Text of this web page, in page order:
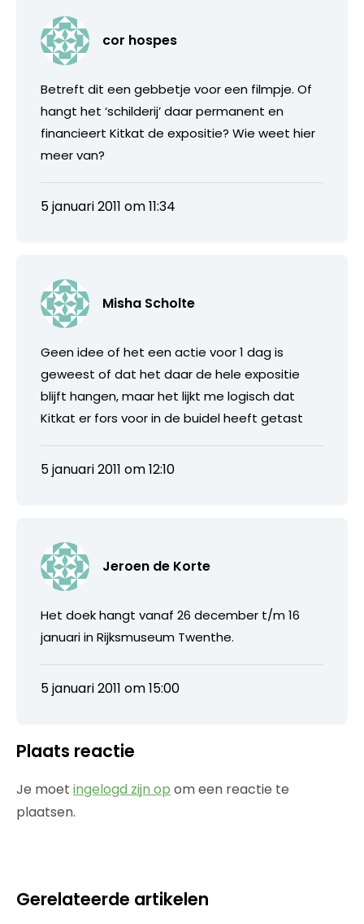
cor hospes
Betreft dit een gebbetje voor een filmpje. Of
hangt het ‘schilderij’ daar permanent en
financieert Kitkat de expositie? Wie weet hier
meer van?
5 januari 2011 om 11:34
Misha Scholte
Geen idee of het een actie voor 1 dag is
geweest of dat het daar de hele expositie
blijft hangen, maar het lijkt me logisch dat
Kitkat er fors voor in de buidel heeft getast
5 januari 2011 om 12:10
Jeroen de Korte
Het doek hangt vanaf 26 december t/m 16
januari in Rijksmuseum Twenthe.
5 januari 2011 om 15:00
Plaats reactie
Je moet ingelogd zijn op om een reactie te
plaatsen.
Gerelateerde artikelen